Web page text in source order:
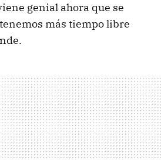
genial ahora que se
más tiempo libre